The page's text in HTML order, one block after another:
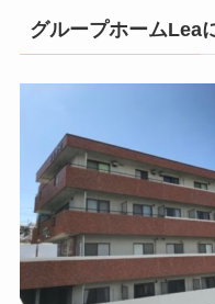
グループホームLea